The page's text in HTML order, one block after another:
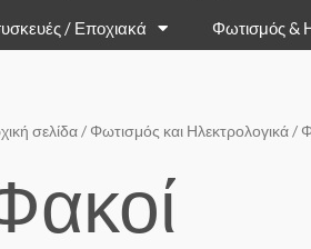
/ Εποχιακά Φωτισμός &
σελίδα/ Φωτισμός και Ηλεκτρολογικά/